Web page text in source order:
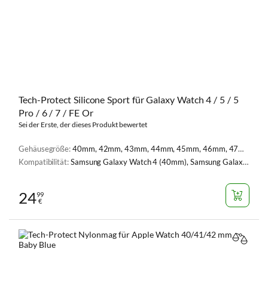
Tech-Protect Silicone Sport für Galaxy Watch 4 / 5 / 5
Pro / 6 / 7 / FE Or
Sei der Erste, der dieses Produkt bewertet
Gehäusegröße:40mm, 42mm, 43mm, 44mm, 45mm, 46mm, 47mm
Kompatibilität:Samsung Galaxy Watch 4 (40mm), Samsung Galaxy Watch 4 (44mm), Samsung Galaxy Watch 5 (40 mm), Samsung Galaxy Watch 5 (44 mm), Samsung Galaxy Watch 5 Pro (45 mm), Samsung Galaxy Watch 6 (40 mm), Samsung Galaxy Watch 6 (44 mm), Samsung Galaxy Watch FE (40mm), Samsung Galaxy Watch 7 (44 mm), Samsung Galaxy Watch 7 (40mm), Samsung Galaxy Watch 7 44mm
2499
€